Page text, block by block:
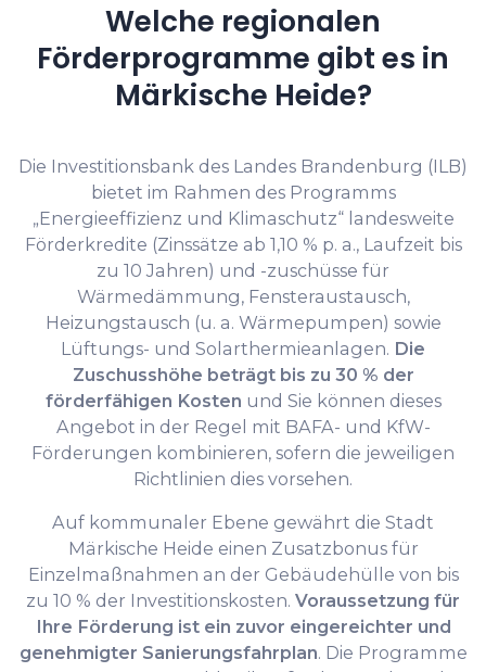
Welche regionalen
Förderprogramme gibt es in
Märkische Heide?
Die Investitionsbank des Landes Brandenburg (ILB)
bietet im Rahmen des Programms
„Energieeffizienz und Klimaschutz“ landesweite
Förderkredite (Zinssätze ab 1,10 % p. a., Laufzeit bis
zu 10 Jahren) und -zuschüsse für
Wärmedämmung, Fensteraustausch,
Heizungstausch (u. a. Wärmepumpen) sowie
Lüftungs- und Solarthermieanlagen. Die
Zuschusshöhe beträgt bis zu 30 % der
förderfähigen Kosten und Sie können dieses
Angebot in der Regel mit BAFA- und KfW-
Förderungen kombinieren, sofern die jeweiligen
Richtlinien dies vorsehen.
Auf kommunaler Ebene gewährt die Stadt
Märkische Heide einen Zusatzbonus für
Einzelmaßnahmen an der Gebäudehülle von bis
zu 10 % der Investitionskosten. Voraussetzung für
Ihre Förderung ist ein zuvor eingereichter und
genehmigter Sanierungsfahrplan. Die Programme